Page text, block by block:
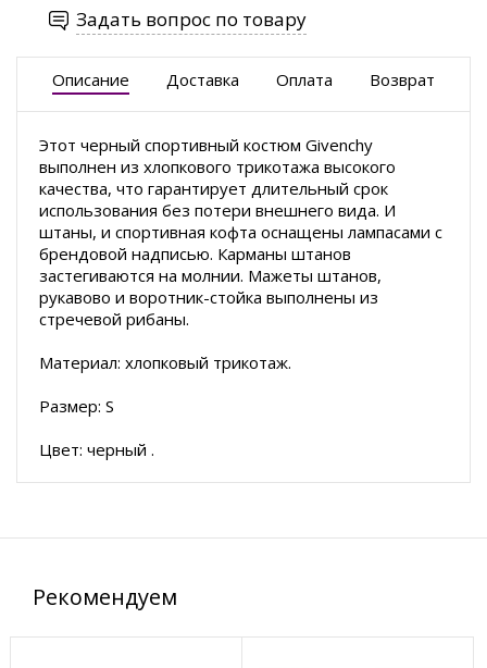
Задать вопрос по товару
Описание Доставка Оплата Возврат
Этот черный спортивный костюм Givenchy
выполнен из хлопкового трикотажа высокого
качества, что гарантирует длительный срок
использования без потери внешнего вида. И
штаны, и спортивная кофта оснащены лампасами с
брендовой надписью. Карманы штанов
застегиваются на молнии. Мажеты штанов,
рукавово и воротник-стойка выполнены из
стречевой рибаны.
Материал: хлопковый трикотаж.
Размер: S
Цвет: черный .
Рекомендуем